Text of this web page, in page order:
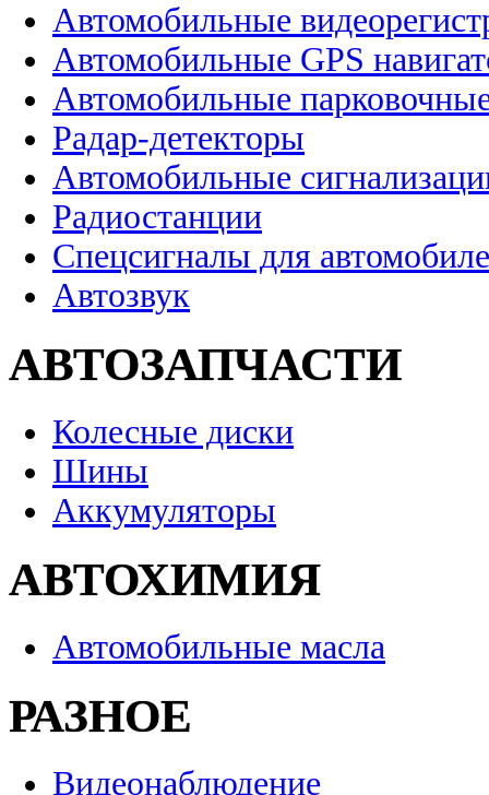
Автомобильные
Автомобильные GPS
Автомобильные
Радар-детекторы
Автомобильные
Радиостанции
Спецсигналы для
Автозвук
АВТОЗАПЧАСТИ
Колесные диски
Шины
Аккумуляторы
АВТОХИМИЯ
Автомобильные масла
РАЗНОЕ
Видеонаблюдение